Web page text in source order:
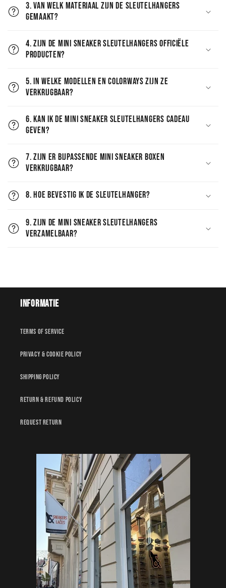
3. Van welk materiaal zijn de sleutelhangers
gemaakt?
4. Zijn de Mini Sneaker Sleutelhangers officiële
producten?
5. In welke modellen en colorways zijn ze
verkrijgbaar?
6. Kan ik de Mini Sneaker Sleutelhangers cadeau
geven?
7. Zijn er bijpassende Mini Sneaker Boxen
verkrijgbaar?
8. Hoe bevestig ik de sleutelhanger?
9. Zijn de Mini Sneaker Sleutelhangers
verzamelbaar?
Informatie
Terms of service
Privacy & Cookie policy
Shipping policy
Return & Refund policy
Request Return